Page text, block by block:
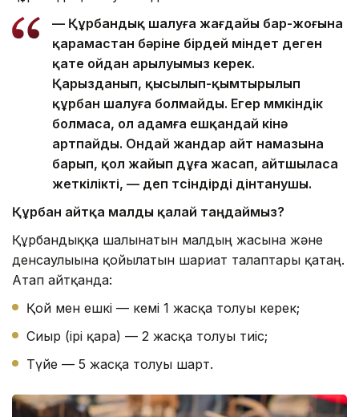
— Құрбандық шалуға жағдайы бар-жоғына
қарамастан бәріне бірдей міндет деген
қате ойдан арылуымыз керек.
Қарызданып, қысылып-қымтырылып
құрбан шалуға болмайды. Егер мүмкіндік
болмаса, ол адамға ешқандай кінә
артпайды. Ондай жандар айт намазына
барып, қол жайып дұға жасап, айтшыласа
жеткілікті, — деп түсіндірді дінтанушы.
Құрбан айтқа малды қалай таңдаймыз?
Құрбандыққа шалынатын малдың жасына және
денсаулығына қойылатын шариғат талаптары қатаң.
Атап айтқанда:
Қой мен ешкі — кемі 1 жасқа толуы керек;
Сиыр (ірі қара) — 2 жасқа толуы тиіс;
Түйе — 5 жасқа толуы шарт.